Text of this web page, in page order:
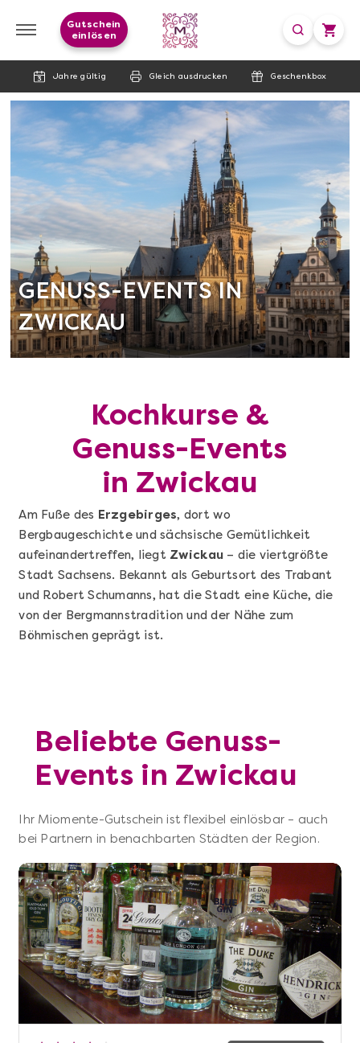
Jahre gültig Gleich ausdrucken Geschenkbox
Gutschein
einlösen
GENUSS-EVENTS IN
ZWICKAU
Kochkurse &
Genuss-Events
in Zwickau
Am Fuße des Erzgebirges, dort wo
Bergbaugeschichte und sächsische Gemütlichkeit
aufeinandertreffen, liegt Zwickau – die viertgrößte
Stadt Sachsens. Bekannt als Geburtsort des Trabant
und Robert Schumanns, hat die Stadt eine Küche, die
von der Bergmannstradition und der Nähe zum
Böhmischen geprägt ist.
Beliebte Genuss-
Events in Zwickau
Ihr Miomente-Gutschein ist flexibel einlösbar – auch
bei Partnern in benachbarten Städten der Region.